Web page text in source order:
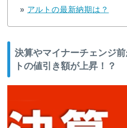
» アルトの最新納期は？
決算やマイナーチェンジ
トの値引き額が上昇！？